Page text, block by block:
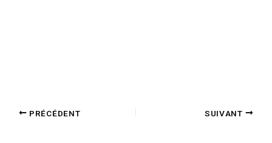
PRÉCÉDENT SUIVANT